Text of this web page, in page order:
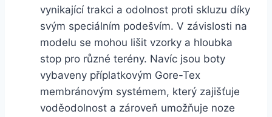
vynikající trakci a odolnost‌ proti skluzu‍ díky
svým speciálním podešvím. V závislosti na
modelu ‌se mohou lišit vzorky a hloubka
stop pro různé terény. Navíc jsou boty
vybaveny příplatkovým Gore-Tex
membránovým⁣ systémem, který zajišťuje
⁢voděodolnost ​a zároveň umožňuje ‍noze